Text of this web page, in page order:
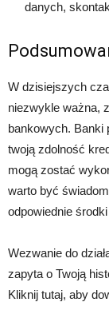
danych,
W dzisiejszych
niezwykle ważna,
bankowych. Banki
twoją zdolność
mogą zostać
warto być
odpowiednie
Wezwanie do
zapyta o Twoją
Kliknij tutaj, aby